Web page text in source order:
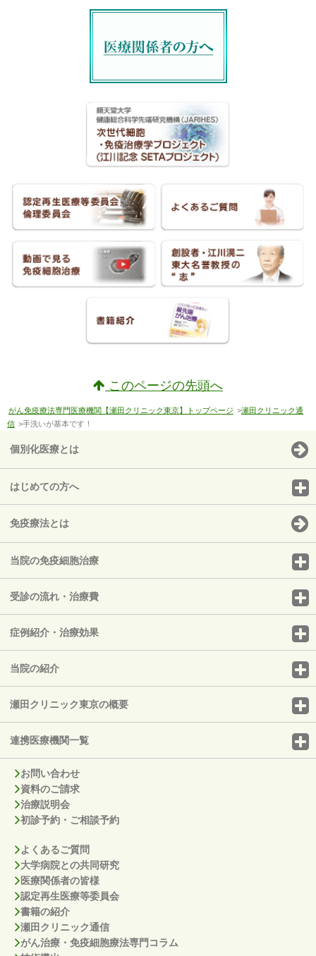
このページの先頭へ
がん免疫療法専門医療機関【瀬田クリニック東京】トップページ >瀬田クリニック通
信 >手洗いが基本です！
個別化医療とは
はじめての方へ
免疫療法とは
当院の免疫細胞治療
受診の流れ・治療費
症例紹介・治療効果
当院の紹介
瀬田クリニック東京の概要
連携医療機関一覧
お問い合わせ
資料のご請求
治療説明会
初診予約・ご相談予約
よくあるご質問
大学病院との共同研究
医療関係者の皆様
認定再生医療等委員会
書籍の紹介
瀬田クリニック通信
がん治療・免疫細胞療法専門コラム